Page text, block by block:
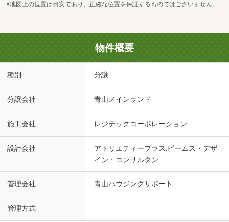
※地図上の位置は目安であり、正確な位置を保証するものではございません。
物件概要
種別 分譲
分譲会社 青山メインランド
施工会社 レジテックコーポレーション
設計会社
アトリエティープラス,ビームス・デザ
イン・コンサルタン
管理会社 青山ハウジングサポート
管理方式